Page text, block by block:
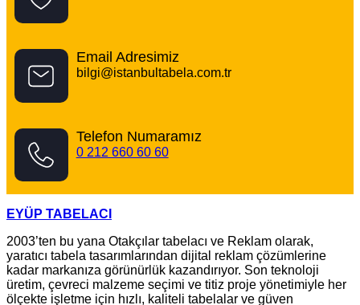
Email Adresimiz
bilgi@istanbultabela.com.tr
Telefon Numaramız
0 212 660 60 60
EYÜP TABELACI
2003’ten bu yana Otakçılar tabelacı ve Reklam olarak,
yaratıcı tabela tasarımlarından dijital reklam çözümlerine
kadar markanıza görünürlük kazandırıyor. Son teknoloji
üretim, çevreci malzeme seçimi ve titiz proje yönetimiyle her
ölçekte işletme için hızlı, kaliteli tabelalar ve güven